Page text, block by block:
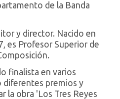
de la Banda
y director. Nacido en
es Profesor Superior de
finalista en varios
diferentes premios y
la obra 'Los Tres Reyes